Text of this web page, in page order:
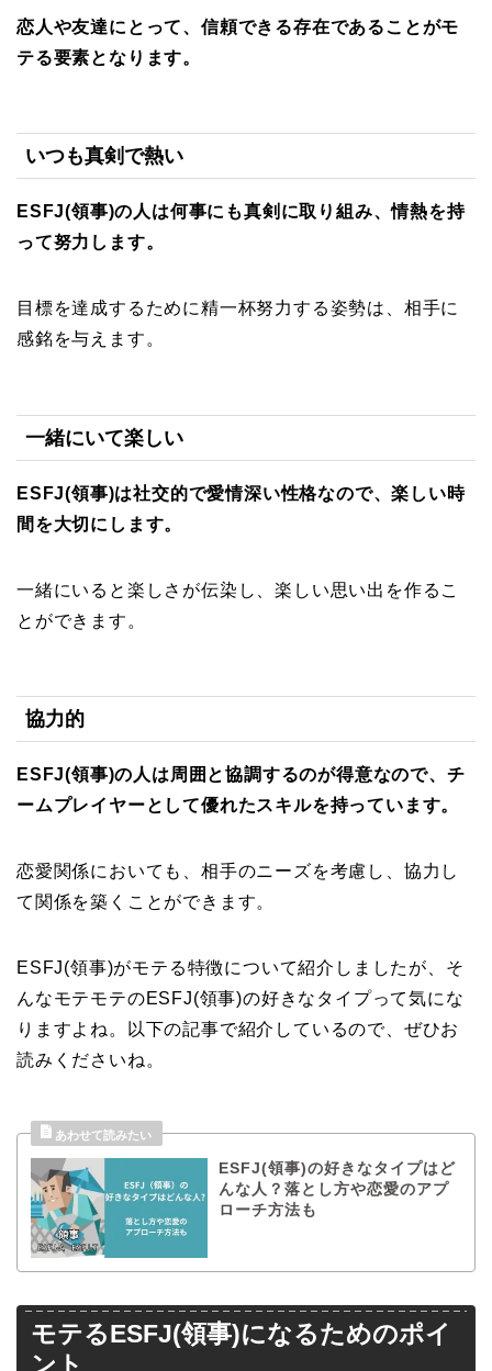
恋人や友達にとって、信頼できる存在であることがモ
テる要素となります。
いつも真剣で熱い
ESFJ(領事)の人は何事にも真剣に取り組み、情熱を持
って努力します。
目標を達成するために精一杯努力する姿勢は、相手に
感銘を与えます。
一緒にいて楽しい
ESFJ(領事)は社交的で愛情深い性格なので、楽しい時
間を大切にします。
一緒にいると楽しさが伝染し、楽しい思い出を作るこ
とができます。
協力的
ESFJ(領事)の人は周囲と協調するのが得意なので、チ
ームプレイヤーとして優れたスキルを持っています。
恋愛関係においても、相手のニーズを考慮し、協力し
て関係を築くことができます。
ESFJ(領事)がモテる特徴について紹介しましたが、そ
んなモテモテのESFJ(領事)の好きなタイプって気にな
りますよね。以下の記事で紹介しているので、ぜひお
読みくださいね。
ESFJ(領事)の好きなタイプはど
んな人？落とし方や恋愛のアプ
ローチ方法も
モテるESFJ(領事)になるためのポイ
ント